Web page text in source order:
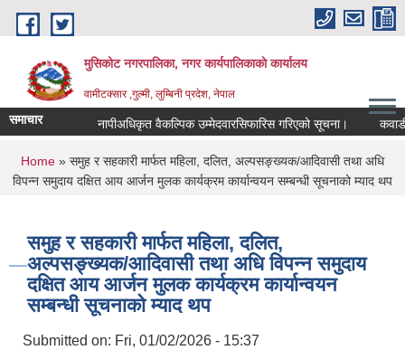
Skip to main content
मुसिकोट नगरपालिका, नगर कार्यपालिकाकाे कार्यालय
वामीटक्सार ,गुल्मी, लुम्बिनी प्रदेश, नेपाल
समाचार नापीअधिकृत वैकल्पिक उम्मेदवारसिफारिस गरिएको सूचना। कवाडी
You are here
Home » समुह र सहकारी मार्फत महिला, दलित, अल्पसङ्ख्यक/आदिवासी तथा अधि
विपन्न समुदाय दक्षित आय आर्जन मुलक कार्यक्रम कार्यान्वयन सम्बन्धी सूचनाको म्याद थप
समुह र सहकारी मार्फत महिला, दलित,
अल्पसङ्ख्यक/आदिवासी तथा अधि विपन्न समुदाय
दक्षित आय आर्जन मुलक कार्यक्रम कार्यान्वयन
सम्बन्धी सूचनाको म्याद थप
Submitted on: Fri, 01/02/2026 - 15:37